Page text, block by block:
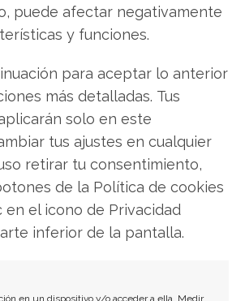
puede afectar negativamente
y funciones.
para aceptar lo anterior
más detalladas. Tus
solo en este
tus ajustes en cualquier
retirar tu consentimiento,
de la Política de cookies
en el icono de Privacidad
inferior de la pantalla.
en un dispositivo y/o acceder a ella, Medir
y la factura de
el riesgo
650.000 millones de dólares.
ha provocado un caso agudo
en Wall Street a lo largo de
ponerlo en perspectiva, esta
el PIB de economías
es lo que las "Big Tech"